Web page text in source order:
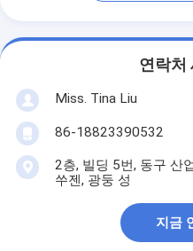
연락처
Miss. Tina Liu
86-18823390532
2층, 빌딩 5번, 동구 산
쑤젠, 광둥 성
지금